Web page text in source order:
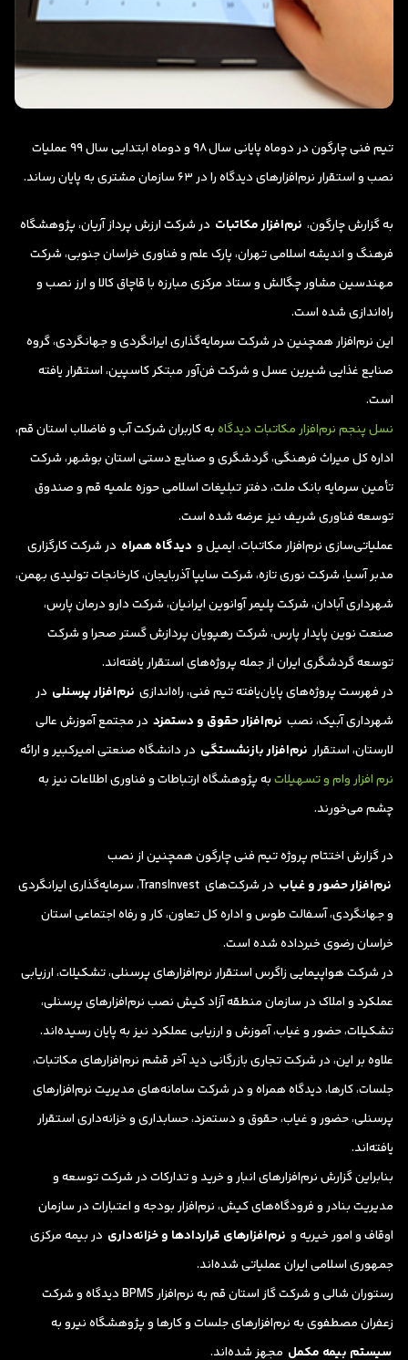
تیم فنی چارگون در دوماه پایانی سال ۹۸ و دوماه ابتدایی سال ۹۹ عملیات
نصب و استقرار نرم‌‌افزارهای دیدگاه را در ۶۳ سازما‌ن‌ مشتری به پایان رساند.
به گزارش چارگون، نرم‌افزار مکاتبات در شرکت ارزش پرداز آریان، پژوهشگاه
فرهنگ و اندیشه اسلامی تهران، پارک علم و فناوری خراسان جنوبی، شرکت
مهندسین مشاور چگالش و ستاد مرکزی مبارزه با قاچاق کالا و ارز نصب و
راه‌اندازی شده است.
این نرم‌افزار همچنین در شرکت سرمایه‌گذاری ایرانگردی و جهانگردی،‌ گروه
صنایع غذایی شیرین عسل و شرکت فن‌آور مبتکر کاسپین، استقرار یافته
است.
نسل پنجم نرم‌افزار مکاتبات دیدگاهبه کاربران شرکت آب و فاضلاب استان قم،
اداره کل میراث فرهنگی، گردشگری و صنایع دستی استان بوشهر،‌ شرکت
تأمین سرمایه بانک ملت، دفتر تبلیغات اسلامی حوزه علمیه قم و صندوق
توسعه فناوری شریف نیز عرضه شده است.
عملیاتی‌سازی نرم‌افزار مکاتبات، ایمیل و دیدگاه همراه در شرکت کارگزاری
مدبر آسیا، شرکت نوری تازه، شرکت سایپا آذربایجان، کارخانجات تولیدی بهمن،
شهرداری آبادان، شرکت پلیمر آوانوین ایرانیان، شرکت دارو درمان پارس،
صنعت نوین پایدار پارس، شرکت رهپویان پردازش گستر صحرا و شرکت
توسعه گردشگری ایران از جمله پروژه‌های استقرار یافته‌اند.
در فهرست پروژه‌های پایان‌یافته تیم فنی، راه‌اندازی نرم‌افزار پرسنلی در
شهرداری آبیک، نصب نرم‌افزار حقوق و دستمزد در مجتمع آموزش عالی
لارستان، استقرار نرم‌افزار بازنشستگی در دانشگاه صنعتی امیرکبیر و ارائه
نرم افزار وام و تسهیلاتبه پژوهشگاه ارتباطات و فناوری اطلاعات نیز به
چشم می‌‌خورند.
در گزارش اختتام پروژه تیم فنی چارگون همچنین از نصب
نرم‌افزار حضور و غیاب
در شرکت‌های TransInvest، سرمایه‌گذاری ایرانگردی
و جهانگردی، آسفالت طوس و اداره کل تعاون، کار و رفاه اجتماعی استان
خراسان رضوی خبرداده شده است.
در شرکت هواپیمایی زاگرس استقرار نرم‌افزارهای پرسنلی، تشکیلات، ارزیابی
عملکرد و املاک در سازمان منطقه آزاد کیش نصب نرم‌افزارهای پرسنلی،
تشکیلات، حضور و غیاب، آموزش و ارزیابی عملکرد نیز به پایان رسیده‌اند.
علاوه بر این، در شرکت تجاری بازرگانی دید آخر قشم نرم‌افزارهای مکاتبات،
جلسات، کارها، دیدگاه همراه و در شرکت سامانه‌های مدیریت نرم‌افزارهای
پرسنلی، حضور و غیاب، حقوق و دستمزد، حسابداری و خزانه‌داری استقرار
یافته‌اند.
بنابراین گزارش نرم‌افزارهای انبار و خرید و تدارکات در شرکت توسعه و
مدیریت بنادر و فرودگاه‌های کیش، نرم‌افزار بودجه و اعتبارات در سازمان
اوقاف و امور خیریه و نرم‌افزارهای قراردادها و خزانه‌داری در بیمه مرکزی
جمهوری اسلامی ایران عملیاتی شده‌اند.
رستوران شالی و شرکت گاز استان قم به نرم‌افزار BPMS دیدگاه و شرکت
زعفران مصطفوی به نرم‌افزارهای جلسات و کارها و پژوهشگاه نیرو به
سیستم بیمه مکمل مجهز شده‌اند.